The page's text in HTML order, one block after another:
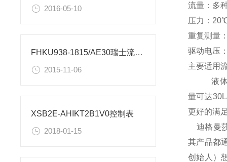
2016-05-10
FHKU938-1815/AE30瑞士流量计
2015-11-06
XSB2E-AHIKT2B1V0控制表
2018-01-15
流量：多
压力：
重复测量
驱动电压
主要适用
液体，
量可达
更好的满
迪格曼
其产品都
创始人）